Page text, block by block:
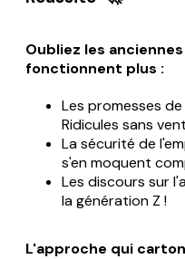
Oubliez les
fonctionnent plus :
Les promesses
Ridicules sans
La sécurité de
s'en moquent
Les discours sur
la génération Z !
L'approche qui